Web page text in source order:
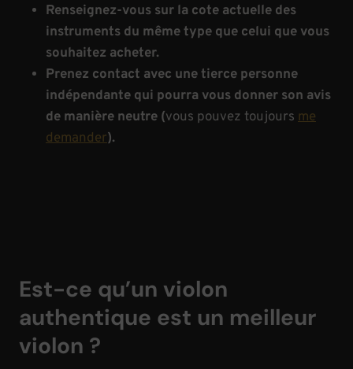
Renseignez-vous sur la cote actuelle des
instruments du même type que celui que vous
souhaitez acheter.
Prenez contact avec une tierce personne
indépendante qui pourra vous donner son avis
de manière neutre (vous pouvez toujours me
demander).
Est-ce qu’un violon
authentique est un meilleur
violon ?